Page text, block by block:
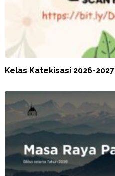
Kelas Katekisasi 2026-2027